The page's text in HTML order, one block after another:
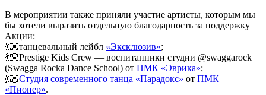
В мероприятии также приняли участие артисты, которым мы
бы хотели выразить отдельную благодарность за поддержку
Акции:
💃🏼танцевальный лейбл «Эксклюзив»;
💃🏼Prestige Kids Crew — воспитанники студии @swaggarock
(Swagga Rocka Dance School) от ПМК «Эврика»;
💃🏼Студия современного танца «Парадокс» от ПМК
«Пионер».